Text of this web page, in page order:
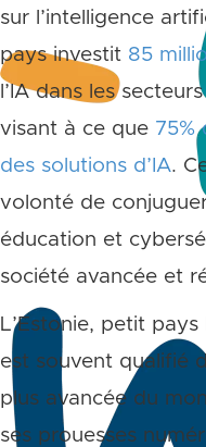
sur l’intelligence
pays investit 85
l’IA dans les
visant à ce que 75%
des solutions d’IA.
volonté de
éducation et
société avancée et
L’Estonie, petit
est souvent qualifié
plus avancée du
ses prouesses